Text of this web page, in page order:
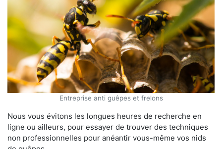
Entreprise anti guêpes et frelons
Nous vous évitons les longues heures de recherche en
ligne ou ailleurs, pour essayer de trouver des techniques
non professionnelles pour anéantir vous-même vos nids